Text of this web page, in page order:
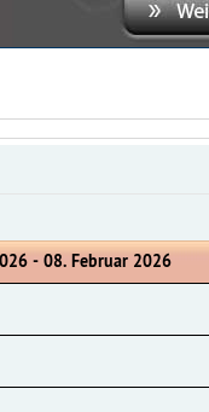
- 08. Februar 2026